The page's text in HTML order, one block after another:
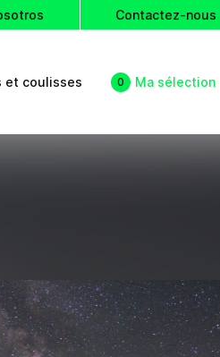
Contactez-nous
et coulisses Ma sélection